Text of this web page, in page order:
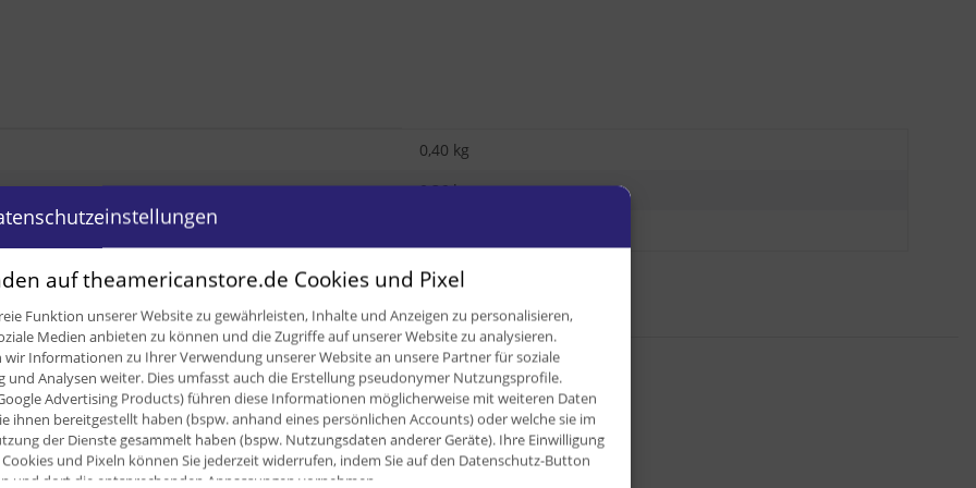
0,40 kg
0,36 kg
Kaufen Sie diesen Artikel im Set!
auf theamericanstore.de Cookies und Pixel
Funktion unserer Website zu gewährleisten, Inhalte und Anzeigen zu personalisieren,
Medien anbieten zu können und die Zugriffe auf unserer Website zu analysieren.
wir Informationen zu Ihrer Verwendung unserer Website an unsere Partner für soziale
und Analysen weiter. Dies umfasst auch die Erstellung pseudonymer Nutzungsprofile.
Advertising Products) führen diese Informationen möglicherweise mit weiteren Daten
ihnen bereitgestellt haben (bspw. anhand eines persönlichen Accounts) oder welche sie im
der Dienste gesammelt haben (bspw. Nutzungsdaten anderer Geräte). Ihre Einwilligung
und Pixeln können Sie jederzeit widerrufen, indem Sie auf den Datenschutz-Button
und dort die entsprechenden Anpassungen vornehmen.